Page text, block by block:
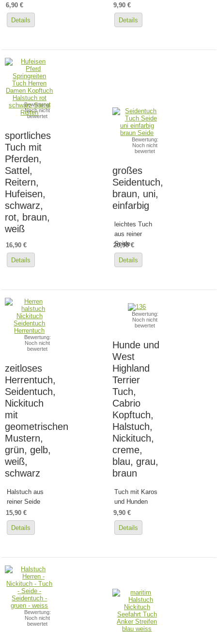
6,90 €
Details
9,90 €
Details
Bewertung:
Noch nicht
bewertet
sportliches
Tuch mit
Pferden,
Sattel,
Reitern,
Hufeisen,
schwarz,
rot, braun,
weiß
16,90 €
Details
Bewertung:
Noch nicht
bewertet
großes
Seidentuch,
braun, uni,
einfarbig
leichtes Tuch
aus reiner
Seide
20,90 €
Details
Bewertung:
Noch nicht
bewertet
zeitloses
Herrentuch,
Seidentuch,
Nickituch
mit
geometrischen
Mustern,
grün, gelb,
weiß,
schwarz
Halstuch aus
reiner Seide
15,90 €
Details
Bewertung:
Noch nicht
bewertet
Hunde und
West
Highland
Terrier
Tuch,
Cabrio
Kopftuch,
Halstuch,
Nickituch,
creme,
blau, grau,
braun
Tuch mit Karos
und Hunden
9,90 €
Details
Bewertung:
Noch nicht
bewertet